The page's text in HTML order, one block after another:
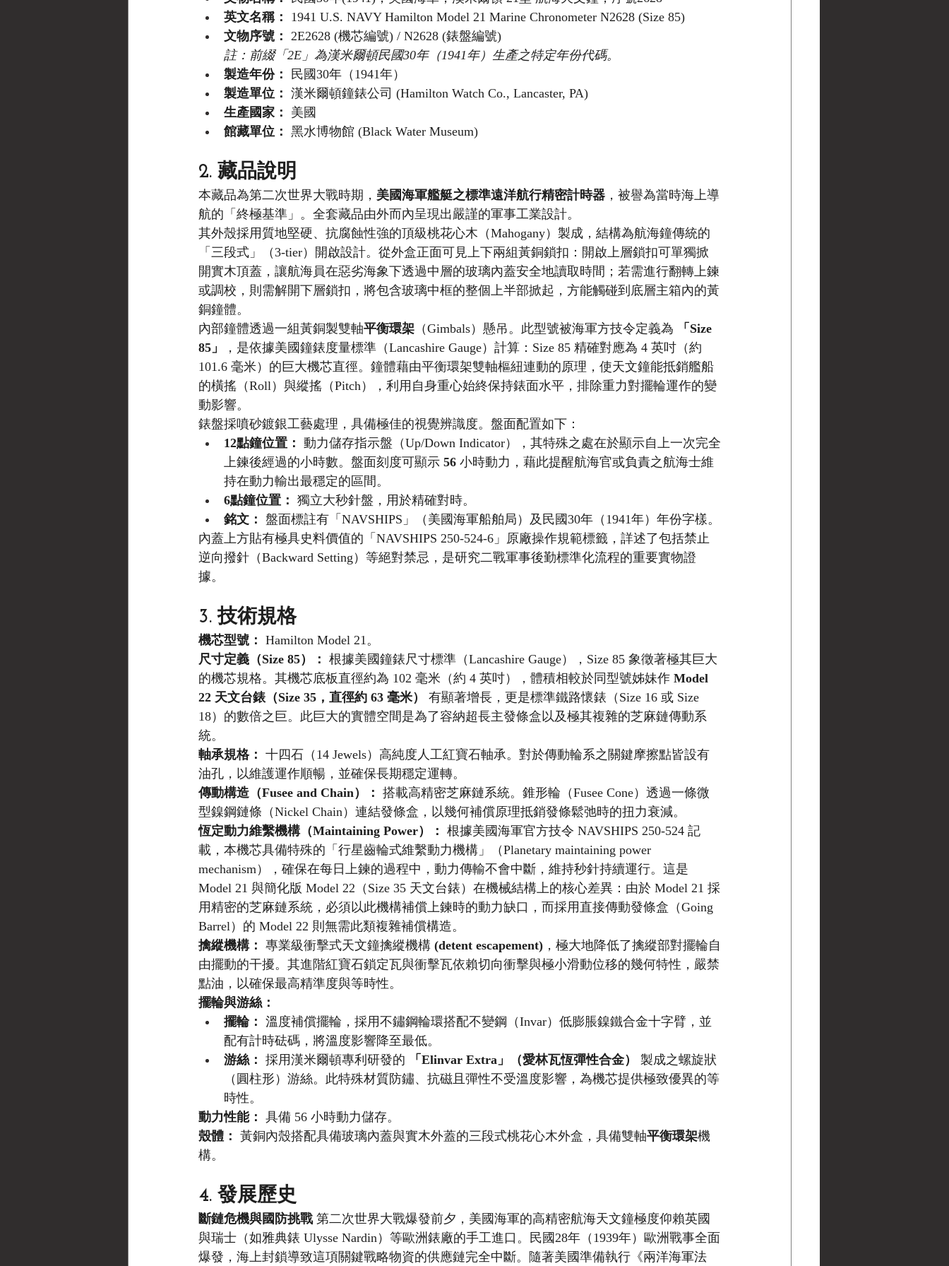
英文名稱：
1941 U.S. NAVY Hamilton Model 21 Marine Chronometer N2628 (Size 85)
文物序號： 2E2628 (機芯編號) / N2628 (錶盤編號)
註：前綴「2E」為漢米爾頓民國30年（1941年）生產之特定年份代碼。
製造年份：
民國30年（1941年）
製造單位： 漢米爾頓鐘錶公司 (Hamilton Watch Co., Lancaster, PA)
生產國家：
美國
館藏單位： 黑水博物館 (Black Water Museum)
2. 藏品說明
本藏品為第二次世界大戰時期， 美國海軍艦艇之標準遠洋航行精密計時器 ，被譽為當時海上導
航的「終極基準」。全套藏品由外而內呈現出嚴謹的軍事工業設計。
其外殼採用質地堅硬、抗腐蝕性強的頂級桃花心木（Mahogany）製成，結構為航海鐘傳統的
「三段式」（3-tier）開啟設計。從外盒正面可見上下兩組黃銅鎖扣：開啟上層鎖扣可單獨掀
開實木頂蓋，讓航海員在惡劣海象下透過中層的玻璃內蓋安全地讀取時間；若需進行翻轉上鍊
或調校，則需解開下層鎖扣，將包含玻璃中框的整個上半部掀起，方能觸碰到底層主箱內的黃
銅鐘體。
內部鐘體透過一組黃銅製雙軸平衡環架 （Gimbals）懸吊。此型號被海軍方技令定義為
「Size
85」
，是依據美國鐘錶度量標準（Lancashire Gauge）計算：Size 85 精確對應為 4 英吋（約
101.6 毫米）的巨大機芯直徑。鐘體藉由平衡環架雙軸樞紐連動的原理，使天文鐘能抵銷艦船
的橫搖（Roll）與縱搖（Pitch），利用自身重心始終保持錶面水平，排除重力對擺輪運作的變
動影響。
錶盤採噴砂鍍銀工藝處理，具備極佳的視覺辨識度。盤面配置如下：
12點鐘位置： 動力儲存指示盤（Up/Down Indicator），其特殊之處在於顯示自上一次完全
上鍊後經過的小時數。盤面刻度可顯示 56 小時動力，藉此提醒航海官或負責之航海士維
持在動力輸出最穩定的區間。
6點鐘位置： 獨立大秒針盤，用於精確對時。
銘文： 盤面標註有「NAVSHIPS」（美國海軍船舶局）及民國30年（1941年）年份字樣。
內蓋上方貼有極具史料價值的「NAVSHIPS 250-524-6」原廠操作規範標籤，詳述了包括禁止
逆向撥針（Backward Setting）等絕對禁忌，是研究二戰軍事後勤標準化流程的重要實物證
據。
3. 技術規格
機芯型號： Hamilton Model 21。
尺寸定義（Size 85）： 根據美國鐘錶尺寸標準（Lancashire Gauge），Size 85 象徵著極其巨大
的機芯規格。其機芯底板直徑約為 102 毫米（約 4 英吋），體積相較於同型號姊妹作 Model
22 天文台錶（Size 35，直徑約 63 毫米）
有顯著增長，更是標準鐵路懷錶（Size 16 或 Size
18）的數倍之巨。此巨大的實體空間是為了容納超長主發條盒以及極其複雜的芝麻鏈傳動系
統。
軸承規格： 十四石（14 Jewels）高純度人工紅寶石軸承。對於傳動輪系之關鍵摩擦點皆設有
油孔，以維護運作順暢，並確保長期穩定運轉。
傳動構造（Fusee and Chain）： 搭載高精密芝麻鏈系統。錐形輪（Fusee Cone）透過一條微
型鎳鋼鏈條（Nickel Chain）連結發條盒，以幾何補償原理抵銷發條鬆弛時的扭力衰減。
恆定動力維繫機構（Maintaining Power）： 根據美國海軍官方技令 NAVSHIPS 250-524 記
載，本機芯具備特殊的「行星齒輪式維繫動力機構」（Planetary maintaining power
mechanism），確保在每日上鍊的過程中，動力傳輸不會中斷，維持秒針持續運行。這是
Model 21 與簡化版 Model 22（Size 35 天文台錶）在機械結構上的核心差異：由於 Model 21 採
用精密的芝麻鏈系統，必須以此機構補償上鍊時的動力缺口，而採用直接傳動發條盒（Going
Barrel）的 Model 22 則無需此類複雜補償構造。
擒縱機構： 專業級衝擊式天文鐘擒縱機構 (detent escapement) ，極大地降低了擒縱部對擺輪自
由擺動的干擾。其進階紅寶石鎖定瓦與衝擊瓦依賴切向衝擊與極小滑動位移的幾何特性，嚴禁
點油，以確保最高精準度與等時性。
擺輪與游絲：
擺輪： 溫度補償擺輪，採用不鏽鋼輪環搭配不變鋼（Invar）低膨脹鎳鐵合金十字臂，並
配有計時砝碼，將溫度影響降至最低。
游絲： 採用漢米爾頓專利研發的 「Elinvar Extra」（愛林瓦恆彈性合金）
製成之螺旋狀
（圓柱形）游絲。此特殊材質防鏽、抗磁且彈性不受溫度影響，為機芯提供極致優異的等
時性。
動力性能： 具備 56 小時動力儲存。
殼體： 黃銅內殼搭配具備玻璃內蓋與實木外蓋的三段式桃花心木外盒，具備雙軸平衡環架機
構。
4. 發展歷史
斷鏈危機與國防挑戰 第二次世界大戰爆發前夕，美國海軍的高精密航海天文鐘極度仰賴英國
與瑞士（如雅典錶 Ulysse Nardin）等歐洲錶廠的手工進口。民國28年（1939年）歐洲戰事全面
爆發，海上封鎖導致這項關鍵戰略物資的供應鏈完全中斷。隨著美國準備執行《兩洋海軍法